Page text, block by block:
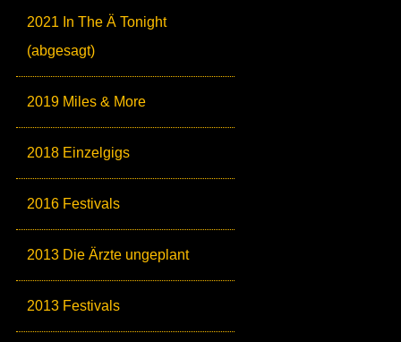
2021 In The Ä Tonight
(abgesagt)
2019 Miles & More
2018 Einzelgigs
2016 Festivals
2013 Die Ärzte ungeplant
2013 Festivals